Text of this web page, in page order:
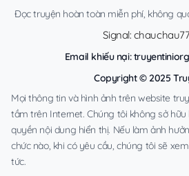
Đọc truyện hoàn toàn miễn phí, không
Signal:
Email khiếu nại:
Copyright © 2025
Mọi thông tin và hình ảnh trên website
tầm trên Internet. Chúng tôi không sở
quyền nội dung hiển thị. Nếu làm ảnh
chức nào, khi có yêu cầu, chúng tôi sẽ
tức.